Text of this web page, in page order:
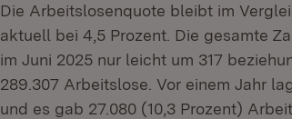
Die Arbeitslosenquote bleibt im
aktuell bei 4,5 Prozent. Die gesamte
im Juni 2025 nur leicht um 317
289.307 Arbeitslose. Vor einem Jahr
und es gab 27.080 (10,3 Prozent)